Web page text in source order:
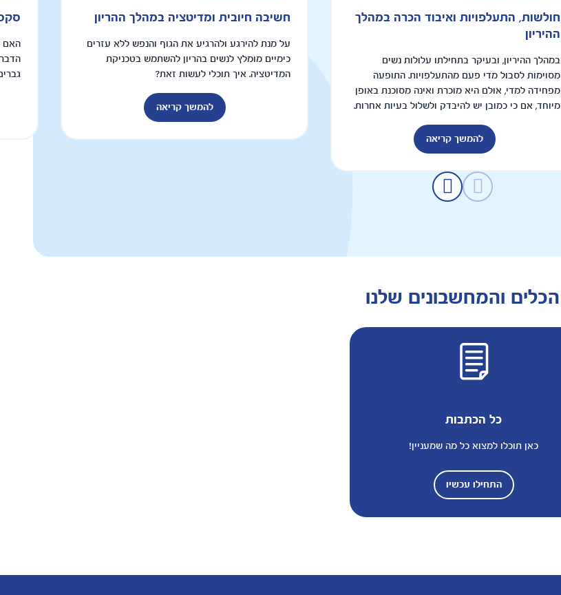
חולשות, התעלפויות ואיבוד הכרה במהלך
ההיריון
במהלך ההיריון, ובעיקר בתחילתו עלולות נשים
מסוימות לסבול מדי פעם מהתעלפויות. התופעה
מפחידה למדי, אולם היא מוכרת ואינה מסוכנת באופן
מיוחד, אם כי כמובן יש להיבדק ולשלול בעיות אחרות.
להמשך קריאה
חשיבה חיובית ומדיטציה במהלך ההריון
על מנת להירגע ולהרגיע את הגוף והנפש ללא עזרים
כימיים מומלץ לנשים בהריון להשתמש בטכניקת
המדיטציה. איך תוכלי לעשות זאת?
להמשך קריאה
האם
הכלים והמחשבונים שלנו
כל הכתבות
כאן תוכלו למצוא כל מה שמעניין!
התחילו עכשיו